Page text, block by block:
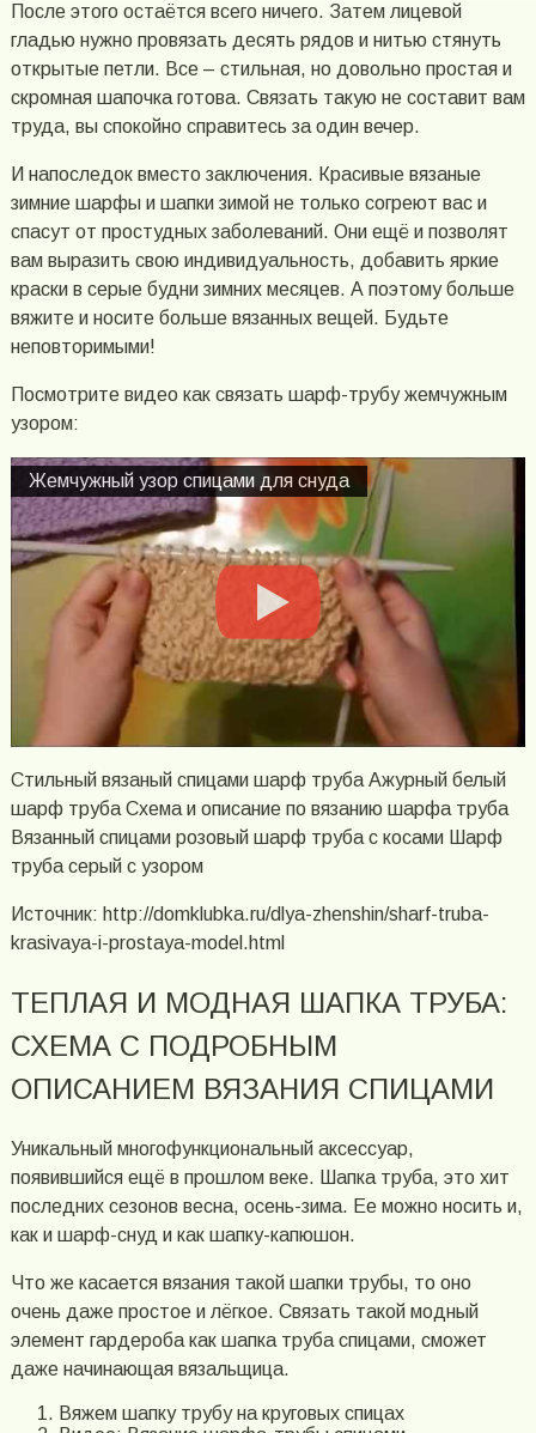
После этого остаётся всего ничего. Затем лицевой
гладью нужно провязать десять рядов и нитью стянуть
открытые петли. Все – стильная, но довольно простая и
скромная шапочка готова. Связать такую не составит вам
труда, вы спокойно справитесь за один вечер.
И напоследок вместо заключения. Красивые вязаные
зимние шарфы и шапки зимой не только согреют вас и
спасут от простудных заболеваний. Они ещё и позволят
вам выразить свою индивидуальность, добавить яркие
краски в серые будни зимних месяцев. А поэтому больше
вяжите и носите больше вязанных вещей. Будьте
неповторимыми!
Посмотрите видео как связать шарф-трубу жемчужным
узором:
Жемчужный узор спицами для снуда
Стильный вязаный спицами шарф труба Ажурный белый
шарф труба Схема и описание по вязанию шарфа труба
Вязанный спицами розовый шарф труба с косами Шарф
труба серый с узором
Источник: http://domklubka.ru/dlya-zhenshin/sharf-truba-
krasivaya-i-prostaya-model.html
ТЕПЛАЯ И МОДНАЯ ШАПКА ТРУБА:
СХЕМА С ПОДРОБНЫМ
ОПИСАНИЕМ ВЯЗАНИЯ СПИЦАМИ
Уникальный многофункциональный аксессуар,
появившийся ещё в прошлом веке. Шапка труба, это хит
последних сезонов весна, осень-зима. Ее можно носить и,
как и шарф-снуд и как шапку-капюшон.
Что же касается вязания такой шапки трубы, то оно
очень даже простое и лёгкое. Связать такой модный
элемент гардероба как шапка труба спицами, сможет
даже начинающая вязальщица.
Вяжем шапку трубу на круговых спицах